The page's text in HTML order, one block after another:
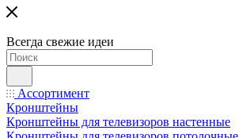
Всегда свежие идеи
Ассортимент
Кронштейны
Кронштейны для телевизоров настенные